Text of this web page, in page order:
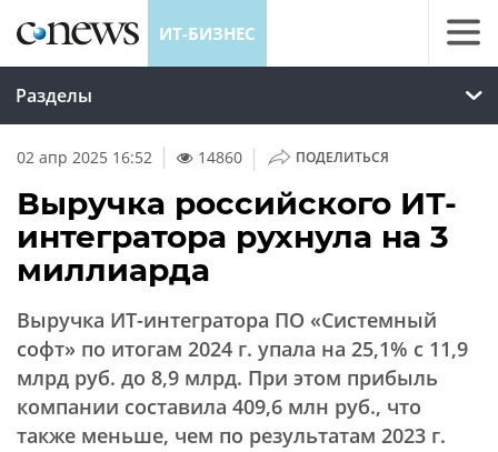
ИТ-БИЗНЕС
Разделы
02 апр 2025 16:52 14860 | ПОДЕЛИТЬСЯ
Выручка российского ИТ-
интегратора рухнула на 3
миллиарда
Выручка ИТ-интегратора ПО «Системный
софт» по итогам 2024 г. упала на 25,1% с 11,9
млрд руб. до 8,9 млрд. При этом прибыль
компании составила 409,6 млн руб., что
также меньше, чем по результатам 2023 г.